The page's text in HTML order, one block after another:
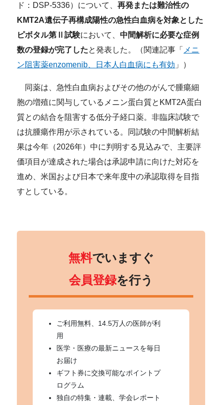
ド：DSP-5336）について、再発または難治性の
KMT2A遺伝子再構成陽性の急性白血病を対象とした
ピボタル第Ⅱ試験において、中間解析に必要な症例
数の登録が完了したと発表した。（関連記事「 メニ
ン阻害薬enzomenib、日本人白血病にも有効 」）
同薬は、急性白血病およびその他のがんで腫瘍細
胞の増殖に関与しているメニン蛋白質とKMT2A蛋白
質との結合を阻害する低分子経口薬。非臨床試験で
は抗腫瘍作用が示されている。同試験の中間解析結
果は今年（2026年）中に判明する見込みで、主要評
価項目が達成された場合は承認申請に向けた対応を
進め、米国および日本で来年度中の承認取得を目指
すとしている。
無料でいますぐ
会員登録を行う
ご利用無料、14.5万人の医師が利
用
医学・医療の最新ニュースを毎日
お届け
ギフト券に交換可能なポイントプ
ログラム
独自の特集・連載、学会レポート